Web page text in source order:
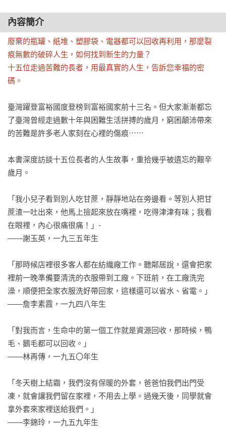
內容簡介
廢棄的瓶罐、紙堆、塑膠袋、電器都可以回收再利用，那麼裂
痕無數的破碎人生，如何找到新生的力量？
十五位走過苦難的長者，用最真實的人生，告訴您幸福的密
碼。
臺灣躍登富裕國度登榜到富裕國家前十三名。但大家漸漸都忘
了臺灣曾經走過數十年與困難生活拼搏的歲月，窮困顛沛帶來
的苦難是許多老人家刻在心裡的傷痕⋯⋯
本書深度訪談十五位長者的人生故事，重拾幾乎被遺忘的艱辛
歲月。
「我小兒子看到別人吃甘蔗，靜靜地站在旁邊看。等別人把甘
蔗渣一吐出來，他馬上撿起來放在嘴裡，吃得津津有味；我看
在眼裡，內心很痛很痛！」-
——謝玉英，一九三五年生
「那時候店裡很多客人都在紡織廠工作。聽鄰居說，還會把家
裡前一晚準備要清洗的衣服帶到工廠。下班前，在工廠洗完
澡，順便把全家衣服洗好帶回家，這樣還可以省水、省電。」
——詹李素霞，一九四八年生
「對我而言，生命中的第一個工作就是資源回收，那時候，鴨
毛、鵝毛都可以回收。」
——林再傳，一九五〇年生
「冬天樹上結霜，我們沒有保暖的外套，爸爸怕我們出門受
凍，就會讓我們留在家裡，不用去上學。過幾天後，同學就會
拿外套來家裡送給我們。」
——李錦玲，一九五九年生